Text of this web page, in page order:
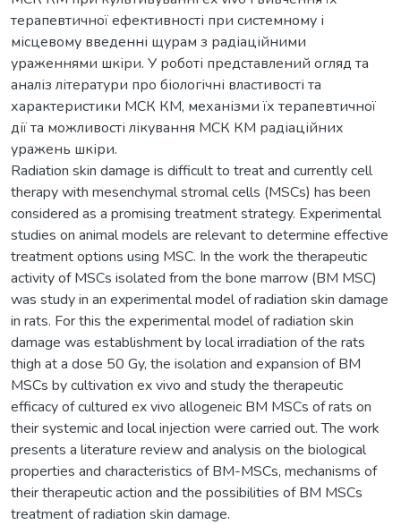
терапевтичної ефективності при системному і
місцевому введенні щурам з радіаційними
ураженнями шкіри. У роботі представлений огляд та
аналіз літератури про біологічні властивості та
характеристики МСК КМ, механізми їх терапевтичної
дії та можливості лікування МСК КМ радіаційних
уражень шкіри.
Radiation skin damage is difficult to treat and currently cell
therapy with mesenchymal stromal cells (MSCs) has been
considered as a promising treatment strategy. Experimental
studies on animal models are relevant to determine effective
treatment options using MSC. In thе work the therapeutic
activity of MSCs isolated from the bone marrow (BM MSC)
was study in an experimental model of radiation skin damage
in rats. For this the experimental model of radiation skin
damage was establishment by local irradiation of the rats
thigh at a dose 50 Gy, the isolation and expansion of BM
MSCs by cultivation ex vivo and study the therapeutic
efficacy of cultured ex vivo allogeneic BM MSCs of rats on
their systemic and local injection were carried out. The work
presents a literature review and analysis on the biological
properties and characteristics of BM-MSCs, mechanisms of
their therapeutic action and the possibilities of BM MSCs
treatment of radiation skin damage.